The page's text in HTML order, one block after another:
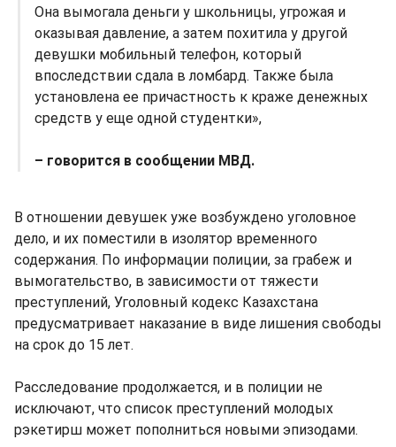
Она вымогала деньги у школьницы, угрожая и
оказывая давление, а затем похитила у другой
девушки мобильный телефон, который
впоследствии сдала в ломбард. Также была
установлена ее причастность к краже денежных
средств у еще одной студентки»,
– говорится в сообщении МВД.
В отношении девушек уже возбуждено уголовное
дело, и их поместили в изолятор временного
содержания. По информации полиции, за грабеж и
вымогательство, в зависимости от тяжести
преступлений, Уголовный кодекс Казахстана
предусматривает наказание в виде лишения свободы
на срок до 15 лет.
Расследование продолжается, и в полиции не
исключают, что список преступлений молодых
рэкетирш может пополниться новыми эпизодами.